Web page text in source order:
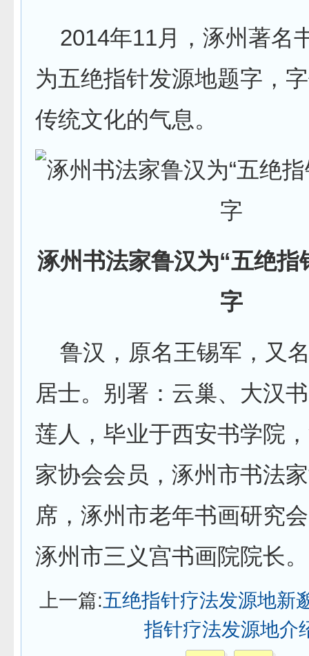
2014年11月，涿州著名
为五绝指针发源地题字，
传统文化的气息。
涿州书法家鲁汉为“五绝指
字
鲁汉，原名王锡军，又
居士。别署：云巢、大汉
莲人，毕业于西安书学院
家协会会员，涿州市书法
席，涿州市老年书画研究
涿州市三义宫书画院院长。
上一篇:五绝指针疗法发源地新
指针疗法发源地介